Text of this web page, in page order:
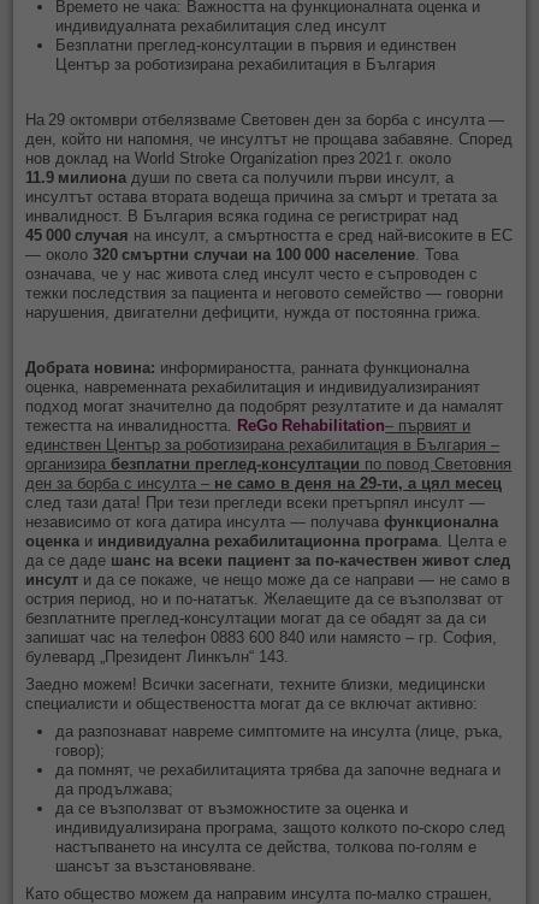
Времето не чака: Важността на функционалната оценка и
индивидуалната рехабилитация след инсулт
Безплатни преглед‑консултации в първия и единствен
Център за роботизирана рехабилитация в България
На 29 октомври отбелязваме Световен ден за борба с инсулта —
ден, който ни напомня, че инсултът не прощава забавяне. Според
нов доклад на World Stroke Organization през 2021 г. около
11.9 милиона души по света са получили първи инсулт, а
инсултът остава втората водеща причина за смърт и третата за
инвалидност. В България всяка година се регистрират над
45 000 случая на инсулт, а смъртността е сред най‑високите в ЕС
— около320 смъртни случаи на 100 000 население . Това
означава, че у нас живота след инсулт често е съпроводен с
тежки последствия за пациента и неговото семейство — говорни
нарушения, двигателни дефицити, нужда от постоянна грижа.
Добрата новина: информираността, ранната функционална
оценка, навременната рехабилитация и индивидуализираният
подход могат значително да подобрят резултатите и да намалят
тежестта на инвалидността.
ReGo Rehabilitation– първият и
единствен Център за роботизирана рехабилитация в България –
организирабезплатни преглед‑консултации по повод Световния
ден за борба с инсулта – не само в деня на 29-ти, а цял месец
след тази дата! При тези прегледи всеки претърпял инсулт —
независимо от кога датира инсулта — получавафункционална
оценка и индивидуална рехабилитационна програма . Целта е
да се даде шанс на всеки пациент за по‑качествен живот след
инсулт и да се покаже, че нещо може да се направи — не само в
острия период, но и по‑нататък. Желаещите да се възползват от
безплатните преглед-консултации могат да се обадят за да си
запишат час на телефон 0883 600 840 или намясто – гр. София,
булевард „Президент Линкълн“ 143.
Заедно можем! Всички засегнати, техните близки, медицински
специалисти и обществеността могат да се включат активно:
да разпознават навреме симптомите на инсулта (лице, ръка,
говор);
да помнят, че рехабилитацията трябва да започне веднага и
да продължава;
да се възползват от възможностите за оценка и
индивидуализирана програма, защото колкото по‑скоро след
настъпването на инсулта се действа, толкова по‑голям е
шансът за възстановяване.
Като общество можем да направим инсулта по‑малко страшен,